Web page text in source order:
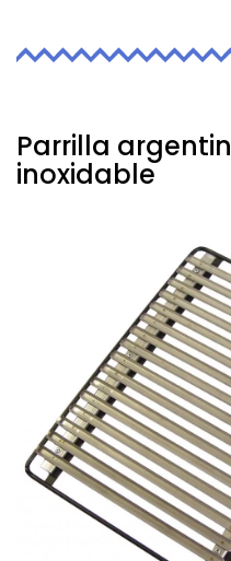
Parrilla
inoxidable